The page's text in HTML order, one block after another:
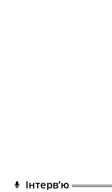
Інтерв’ю